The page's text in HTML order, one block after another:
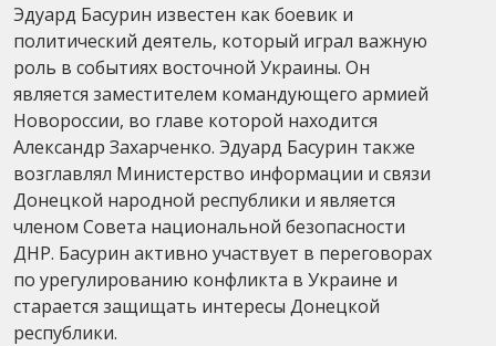
Эдуард Басурин известен как боевик и
политический деятель, который играл важную
роль в событиях восточной Украины. Он
является заместителем командующего армией
Новороссии, во главе которой находится
Александр Захарченко. Эдуард Басурин также
возглавлял Министерство информации и связи
Донецкой народной республики и является
членом Совета национальной безопасности
ДНР. Басурин активно участвует в переговорах
по урегулированию конфликта в Украине и
старается защищать интересы Донецкой
республики.